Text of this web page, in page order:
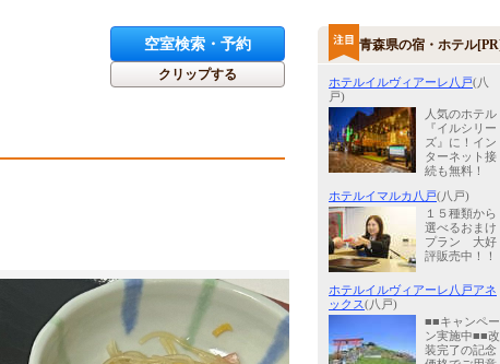
空室検索・予約
クリップする
青森県の宿・ホテル
ホテルイルヴィアーレ八戸(八
戸)
人気のホテル
『イルシリー
ズ』に！イン
ターネット接
続も無料！
ホテルイマルカ八戸(八戸)
１５種類から
選べるおまけ
プラン 大好
評販売中！！
ホテルイルヴィアーレ八戸アネ
ックス(八戸)
■■キャンペー
ン実施中■■改
装完了の記念